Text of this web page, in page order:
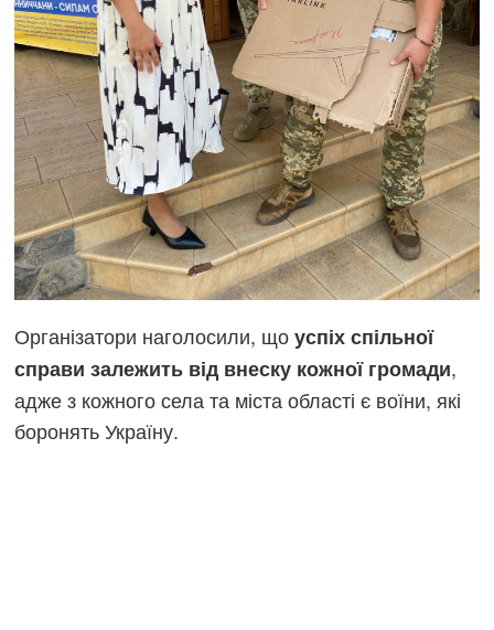
Організатори наголосили, щоуспіх спільної
справи залежить від внеску кожної громади,
адже з кожного села та міста області є воїни, які
боронять Україну.